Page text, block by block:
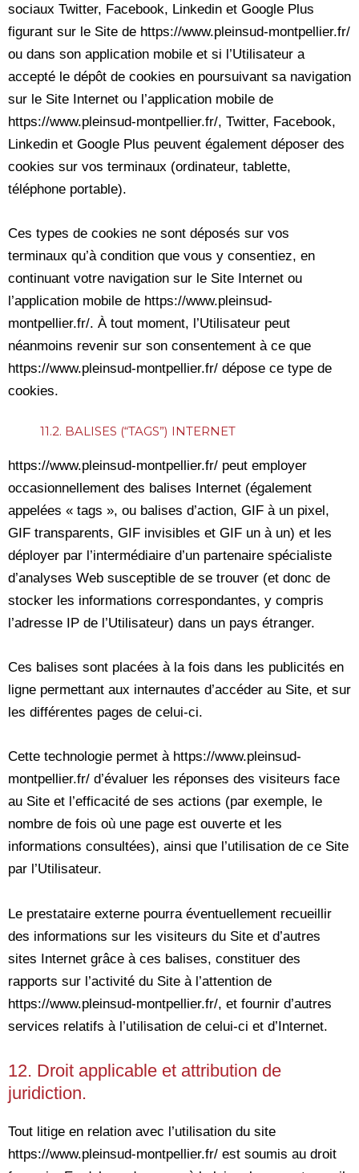
sociaux Twitter, Facebook, Linkedin et Google Plus
figurant sur le Site de https://www.pleinsud-montpellier.fr/
ou dans son application mobile et si l’Utilisateur a
accepté le dépôt de cookies en poursuivant sa navigation
sur le Site Internet ou l’application mobile de
https://www.pleinsud-montpellier.fr/, Twitter, Facebook,
Linkedin et Google Plus peuvent également déposer des
cookies sur vos terminaux (ordinateur, tablette,
téléphone portable).
Ces types de cookies ne sont déposés sur vos
terminaux qu’à condition que vous y consentiez, en
continuant votre navigation sur le Site Internet ou
l’application mobile de https://www.pleinsud-
montpellier.fr/. À tout moment, l’Utilisateur peut
néanmoins revenir sur son consentement à ce que
https://www.pleinsud-montpellier.fr/ dépose ce type de
cookies.
11.2. BALISES (“TAGS”) INTERNET
https://www.pleinsud-montpellier.fr/ peut employer
occasionnellement des balises Internet (également
appelées « tags », ou balises d’action, GIF à un pixel,
GIF transparents, GIF invisibles et GIF un à un) et les
déployer par l’intermédiaire d’un partenaire spécialiste
d’analyses Web susceptible de se trouver (et donc de
stocker les informations correspondantes, y compris
l’adresse IP de l’Utilisateur) dans un pays étranger.
Ces balises sont placées à la fois dans les publicités en
ligne permettant aux internautes d’accéder au Site, et sur
les différentes pages de celui-ci.
Cette technologie permet à https://www.pleinsud-
montpellier.fr/ d’évaluer les réponses des visiteurs face
au Site et l’efficacité de ses actions (par exemple, le
nombre de fois où une page est ouverte et les
informations consultées), ainsi que l’utilisation de ce Site
par l’Utilisateur.
Le prestataire externe pourra éventuellement recueillir
des informations sur les visiteurs du Site et d’autres
sites Internet grâce à ces balises, constituer des
rapports sur l’activité du Site à l’attention de
https://www.pleinsud-montpellier.fr/, et fournir d’autres
services relatifs à l’utilisation de celui-ci et d’Internet.
12. Droit applicable et attribution de
juridiction.
Tout litige en relation avec l’utilisation du site
https://www.pleinsud-montpellier.fr/ est soumis au droit